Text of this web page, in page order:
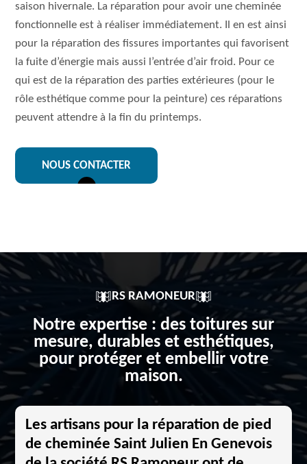
saison hivernale. La réparation pour avoir une cheminée
fonctionnelle est à réaliser immédiatement. Il en est ainsi
pour la réparation des fissures importantes qui favorisent
la fuite d’énergie mais aussi l’entrée d’air froid. Pour ce
qui est de la réparation des parties extérieures (pour le
rôle esthétique comme pour la peinture) ces réparations
peuvent attendre à la fin du printemps.
NOUS CONTACTER
RS RAMONEUR
Notre expertise : des toitures sur
mesure, durables et esthétiques,
pour protéger et embellir votre
maison.
Les artisans pour la réparation de pied
de cheminée Saint Julien En Genevois